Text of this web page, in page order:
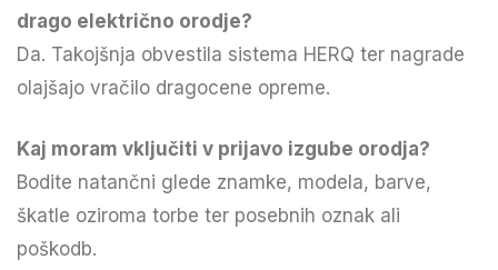
drago električno orodje?
Da. Takojšnja obvestila sistema HERQ ter nagrade
olajšajo vračilo dragocene opreme.
Kaj moram vključiti v prijavo izgube orodja?
Bodite natančni glede znamke, modela, barve,
škatle oziroma torbe ter posebnih oznak ali
poškodb.